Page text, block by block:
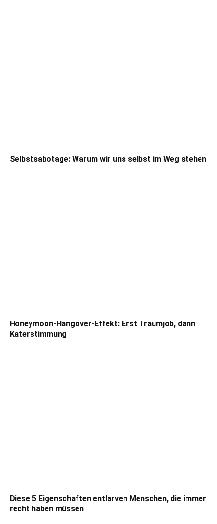
Selbstsabotage: Warum wir uns selbst im Weg stehen
Honeymoon-Hangover-Effekt: Erst Traumjob, dann
Katerstimmung
Diese 5 Eigenschaften entlarven Menschen, die immer
recht haben müssen